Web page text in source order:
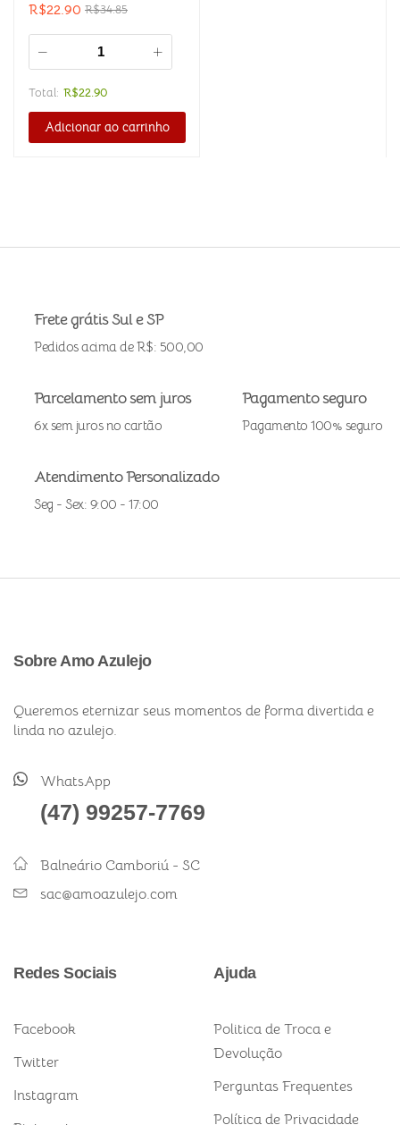
R$34.85
R$22.90
Total: R$22.90
Adicionar ao carrinho
Frete grátis Sul e SP
Pedidos acima de R$: 500,00
Parcelamento sem juros
6x sem juros no cartão
Pagamento seguro
Pagamento 100% seguro
Atendimento Personalizado
Seg - Sex: 9:00 - 17:00
Sobre Amo Azulejo
Queremos eternizar seus momentos de forma divertida e
linda no azulejo.
WhatsApp
(47) 99257-7769
Balneário Camboriú - SC
sac@amoazulejo.com
Redes Sociais
Facebook
Twitter
Instagram
Ajuda
Politica de Troca e
Devolução
Perguntas Frequentes
Política de Privacidade